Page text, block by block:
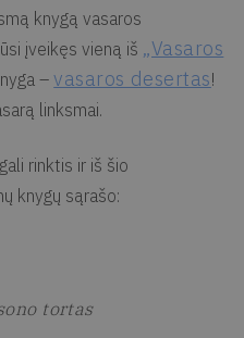
knygą vasaros
įveikęs vieną iš „Vasaros
–vasaros desertas!
linksmai.
rinktis ir iš šio
knygų sąrašo:
tortas